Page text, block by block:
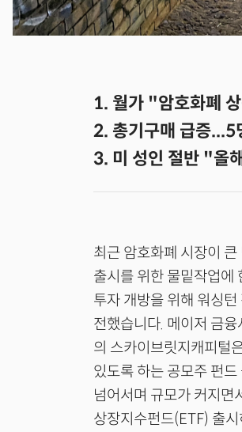
1. 월가 "암호화폐
2. 총기구매 급증
3. 미 성인 절반 "올
최근 암호화폐 시장이
출시를 위한 물밑작업에
투자 개방을 위해 워싱
전했습니다. 메이저 금
의 스카이브릿지캐피털
있도록 하는 공모주 펀
넘어서며 규모가 커지면
상장지수펀드(ETF) 출